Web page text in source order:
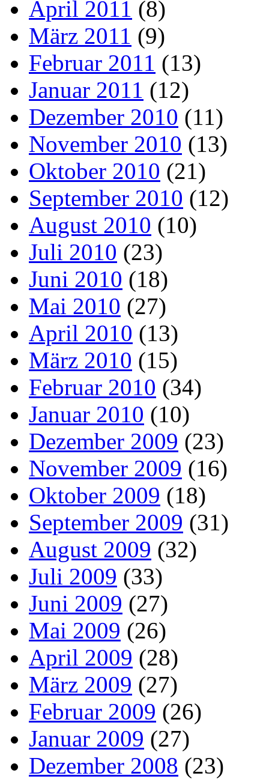
April 2011 (8)
März 2011 (9)
Februar 2011 (13)
Januar 2011 (12)
Dezember 2010 (11)
November 2010 (13)
Oktober 2010 (21)
September 2010 (12)
August 2010 (10)
Juli 2010 (23)
Juni 2010 (18)
Mai 2010 (27)
April 2010 (13)
März 2010 (15)
Februar 2010 (34)
Januar 2010 (10)
Dezember 2009 (23)
November 2009 (16)
Oktober 2009 (18)
September 2009 (31)
August 2009 (32)
Juli 2009 (33)
Juni 2009 (27)
Mai 2009 (26)
April 2009 (28)
März 2009 (27)
Februar 2009 (26)
Januar 2009 (27)
Dezember 2008 (23)